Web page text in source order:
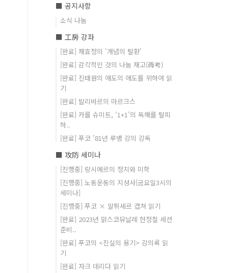
■ 공지사항
소식 나눔
■ 工房 강좌
[완료] 채효정의 '개념의 탈환'
[완료] 감각적인 것의 나눔 재고(再考)
[완료] 진태원의 애도의 애도를 위하여 읽
기
[완료] 발리바르의 마르크스
[완료] 카를 슈미트, ‘1+1’의 독해를 탈피
하..
[완료] 푸코 '81년 루뱅 강의 강독
■ 攻防 세미나
[진행중] 랑시에르의 정치와 미학
[진행중] 노동운동의 지성사[금요일3시의
세미나]
[진행중] 푸코 × 알튀세르 겹쳐 읽기
[완료] 2023년 맑스코뮤날레 현정철 세션
준비..
[완료] 푸코의 <진실의 용기> 강의록 읽
기
[완료] 자크 데리다 읽기